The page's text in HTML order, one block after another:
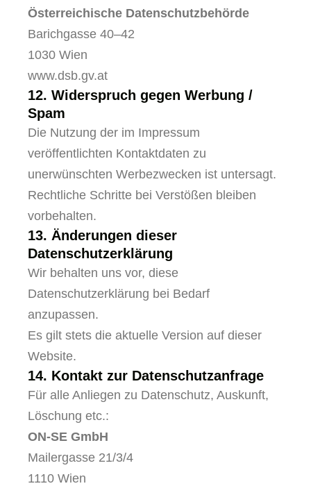
Österreichische Datenschutzbehörde
Barichgasse 40–42
1030 Wien
www.dsb.gv.at
12. Widerspruch gegen Werbung /
Spam
Die Nutzung der im Impressum
veröffentlichten Kontaktdaten zu
unerwünschten Werbezwecken ist untersagt.
Rechtliche Schritte bei Verstößen bleiben
vorbehalten.
13. Änderungen dieser
Datenschutzerklärung
Wir behalten uns vor, diese
Datenschutzerklärung bei Bedarf
anzupassen.
Es gilt stets die aktuelle Version auf dieser
Website.
14. Kontakt zur Datenschutzanfrage
Für alle Anliegen zu Datenschutz, Auskunft,
Löschung etc.:
ON-SE GmbH
Mailergasse 21/3/4
1110 Wien